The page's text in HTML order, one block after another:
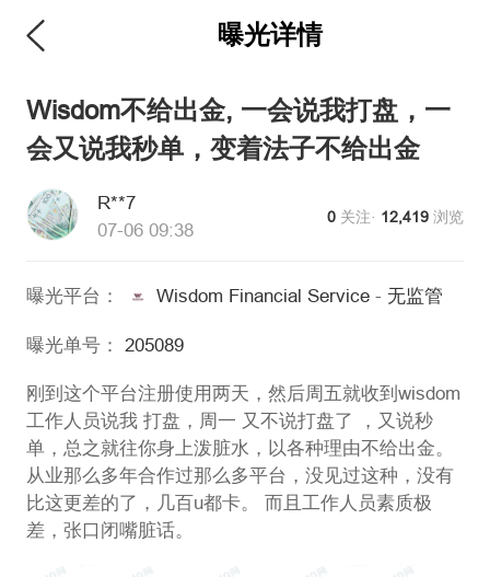
曝光详情
Wisdom不给出金, 一会说我打盘，一
会又说我秒单，变着法子不给出金
R**7
07-06 09:38
0 关注· 12,419 浏览
曝光平台： Wisdom Financial Service- 无监管
曝光单号： 205089
刚到这个平台注册使用两天，然后周五就收到wisdom
工作人员说我 打盘，周一 又不说打盘了 ，又说秒
单，总之就往你身上泼脏水，以各种理由不给出金。
从业那么多年合作过那么多平台，没见过这种，没有
比这更差的了，几百u都卡。 而且工作人员素质极
差，张口闭嘴脏话。